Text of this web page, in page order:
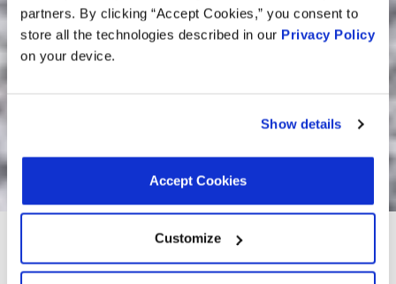
partners. By clicking “Accept Cookies,” you consent to
store all the technologies described in our Privacy Policy
on your device.
Show details
Accept Cookies
Customize
Buscar un producto por
Intercambiadores